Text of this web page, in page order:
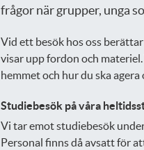
frågor när grupper, unga
Vid ett besök hos oss
visar upp fordon och
hemmet och hur du ska
Studiebesök på våra
Vi tar emot studiebesök
Personal finns då avsatt för